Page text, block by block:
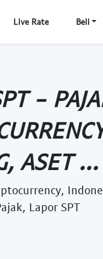
Live Rate Beli
-
ASET ...
Lapor SPT